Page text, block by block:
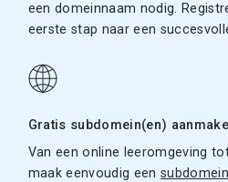
een domeinnaam nodig.
eerste stap naar een
Gratis subdomein(en)
Van een online leeromgeving
maak eenvoudig eensubdomein